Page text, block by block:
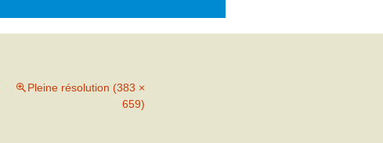
Pleine résolution (383 ×
659)